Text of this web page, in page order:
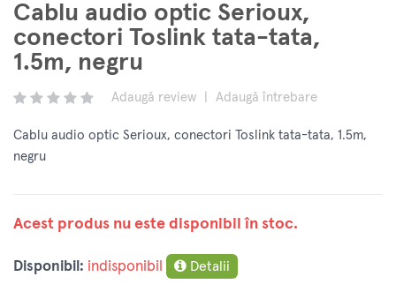
Cablu audio optic Serioux,
conectori Toslink tata-tata,
1.5m, negru
Adaugă review Adaugă întrebare
Cablu audio optic Serioux, conectori Toslink tata-tata, 1.5m,
negru
Acest produs nu este disponibil în stoc.
Disponibil: indisponibil Detalii